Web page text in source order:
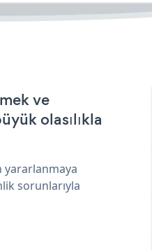
ve
olasılıkla
yararlanmaya
sorunlarıyla